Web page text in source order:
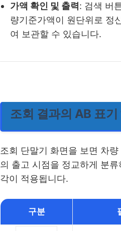
가액 확인 및 출력 : 검색 버
량기준가액이 원단위로 정
여 보관할 수 있습니다.
조회 결과의 AB 표기
조회 단말기 화면을 보면 차
의 출고 시점을 정교하게 분
각이 적용됩니다.
구분